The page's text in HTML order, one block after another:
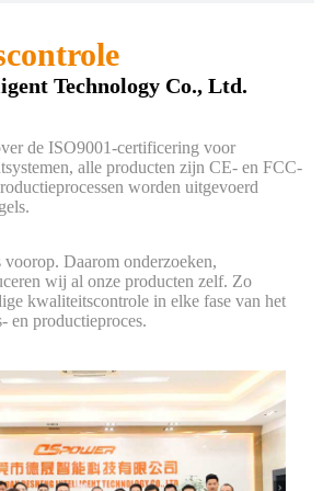
Technology Co., Ltd.
de ISO9001-certificering voor
alle producten zijn CE- en FCC-
worden uitgevoerd
Daarom onderzoeken,
wij al onze producten zelf. Zo
kwaliteitscontrole in elke fase van het
en productieproces.